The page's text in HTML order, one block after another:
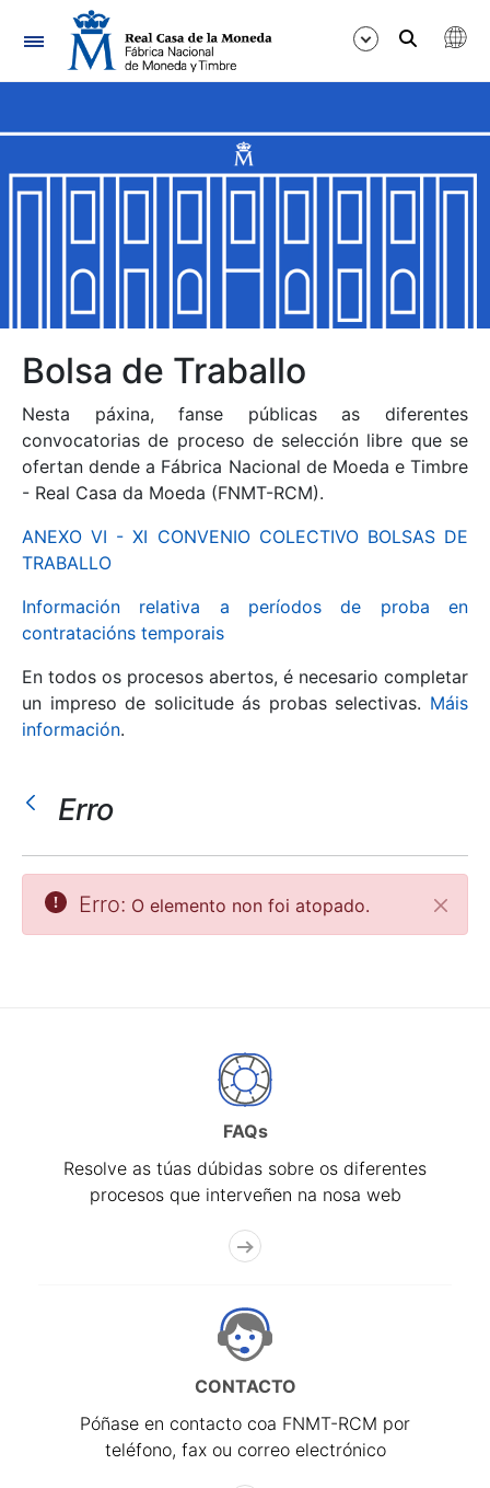
Navegación
Mostrar/Ocultar
Mostrar/Ocultar
Mostrar/Ocultar
Mostrar/Ocultar
Mostrar/Ocultar
Mostrar/Ocultar
Mostrar/Ocultar
Bolsa de Traballo
Nesta páxina, fanse públicas as diferentes
convocatorias de proceso de selección libre que se
ofertan dende a Fábrica Nacional de Moeda e Timbre
- Real Casa da Moeda (FNMT-RCM).
ANEXO VI - XI CONVENIO COLECTIVO BOLSAS DE
TRABALLO
Información relativa a períodos de proba en
contratacións temporais
En todos os procesos abertos, é necesario completar
un impreso de solicitude ás probas selectivas. Máis
información.
Erro
Erro: O elemento non foi atopado.
FAQs
Resolve as túas dúbidas sobre os diferentes
procesos que interveñen na nosa web
CONTACTO
Póñase en contacto coa FNMT-RCM por
teléfono, fax ou correo electrónico